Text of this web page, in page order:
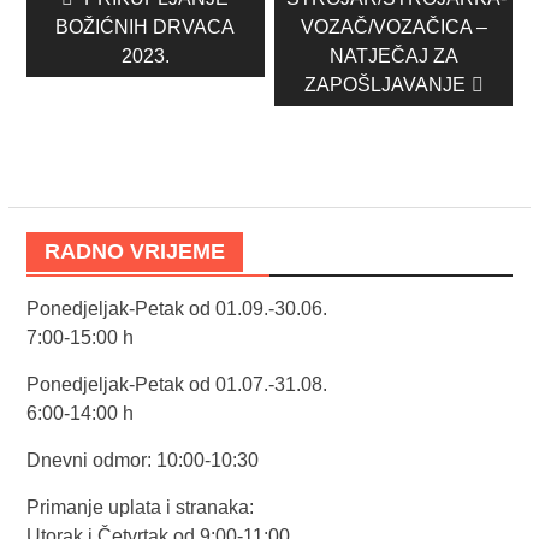
objava
post:
BOŽIĆNIH DRVACA
2023.
post:
VOZAČ/VOZAČICA –
NATJEČAJ ZA
ZAPOŠLJAVANJE
RADNO VRIJEME
Ponedjeljak-Petak od 01.09.-30.06.
7:00-15:00 h
Ponedjeljak-Petak od 01.07.-31.08.
6:00-14:00 h
Dnevni odmor: 10:00-10:30
Primanje uplata i stranaka: